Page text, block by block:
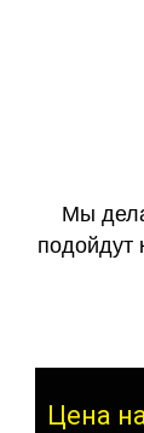
Мы
подойдут
Цена